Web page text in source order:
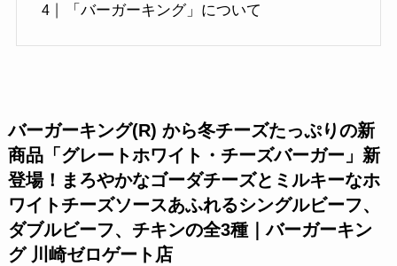
「バーガーキング」について
バーガーキング(R) から冬チーズたっぷりの新
商品「グレートホワイト・チーズバーガー」新
登場！まろやかなゴーダチーズとミルキーなホ
ワイトチーズソースあふれるシングルビーフ、
ダブルビーフ、チキンの全3種｜バーガーキン
グ 川崎ゼロゲート店